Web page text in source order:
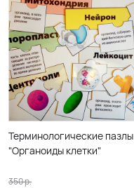
Терминологические пазлы
"Органоиды клетки"
350р.